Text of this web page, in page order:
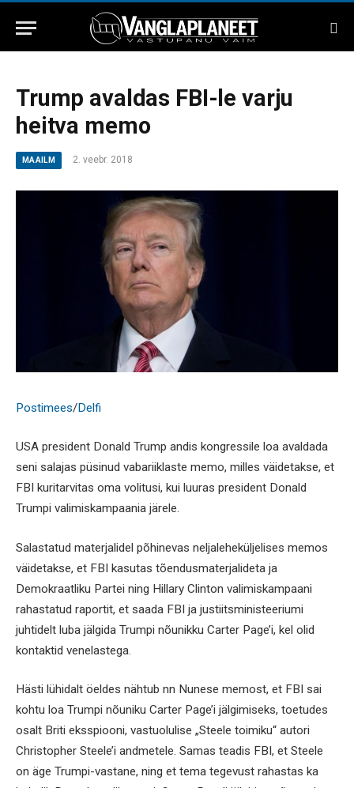
Trump avaldas FBI-le varju
heitva memo
MAAILM 2. veebr. 2018
Postimees/Delfi
USA president Donald Trump andis kongressile loa avaldada
seni salajas püsinud vabariiklaste memo, milles väidetakse, et
FBI kuritarvitas oma volitusi, kui luuras president Donald
Trumpi valimiskampaania järele.
Salastatud materjalidel põhinevas neljaleheküljelises memos
väidetakse, et FBI kasutas tõendusmaterjalideta ja
Demokraatliku Partei ning Hillary Clinton valimiskampaani
rahastatud raportit, et saada FBI ja justiitsministeeriumi
juhtidelt luba jälgida Trumpi nõunikku Carter Page’i, kel olid
kontaktid venelastega.
Hästi lühidalt öeldes nähtub nn Nunese memost, et FBI sai
kohtu loa Trumpi nõuniku Carter Page’i jälgimiseks, toetudes
osalt Briti eksspiooni, vastuolulise „Steele toimiku“ autori
Christopher Steele’i andmetele. Samas teadis FBI, et Steele
on äge Trumpi-vastane, ning et tema tegevust rahastas ka